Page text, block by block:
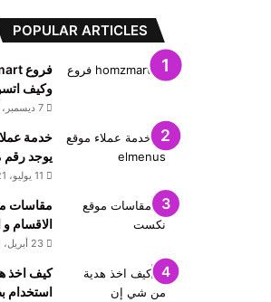
POPULAR ARTICLES
وكيف
7 ديسمبر، 2020
يوجد رقم
11 يوليو، 2021
مقاسات
الاقسام و
23 أبريل، 2021
كيف اخذ
استخدام